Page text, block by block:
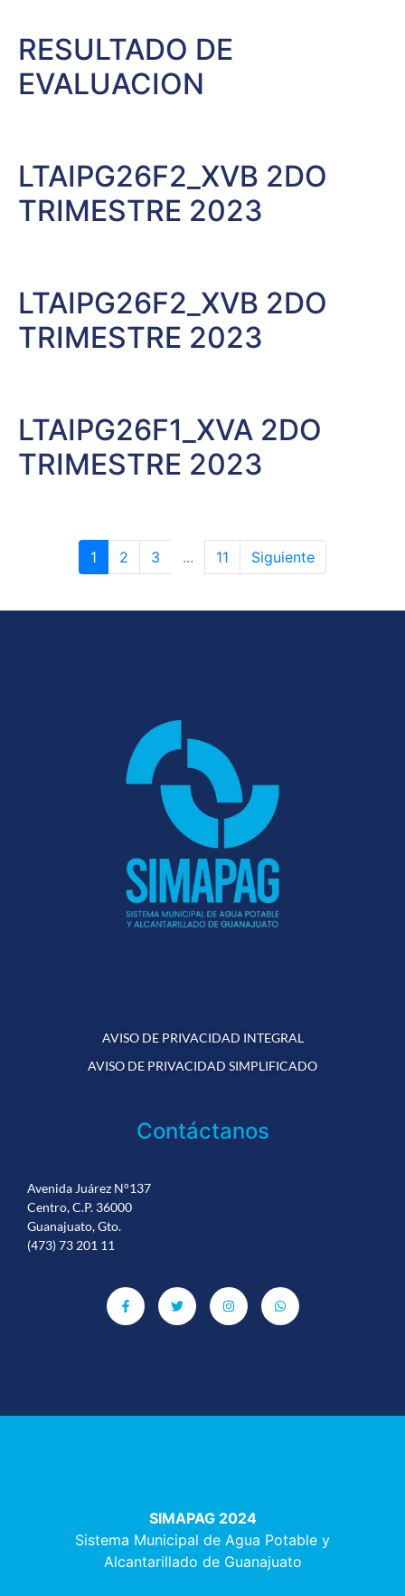
RESULTADO DE
EVALUACION
LTAIPG26F2_XVB 2DO
TRIMESTRE 2023
LTAIPG26F2_XVB 2DO
TRIMESTRE 2023
LTAIPG26F1_XVA 2DO
TRIMESTRE 2023
1 2 3 ... 11 Siguiente
AVISO DE PRIVACIDAD INTEGRAL
AVISO DE PRIVACIDAD SIMPLIFICADO
Contáctanos
Avenida Juárez N°137
Centro, C.P. 36000
Guanajuato, Gto.
(473) 73 201 11
SIMAPAG 2024
Sistema Municipal de Agua Potable y
Alcantarillado de Guanajuato